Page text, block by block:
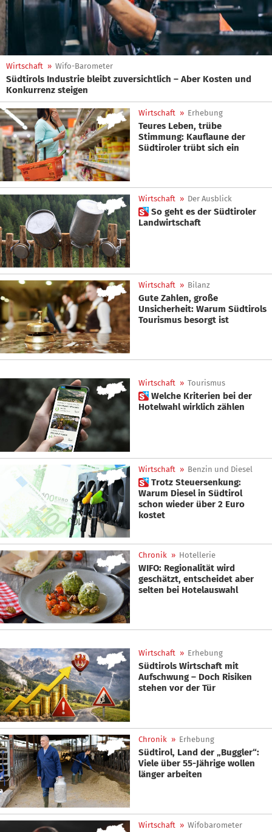
Wirtschaft » Wifo-Barometer
Südtirols Industrie bleibt zuversichtlich – Aber Kosten und
Konkurrenz steigen
Wirtschaft » Erhebung
Teures Leben, trübe
Stimmung: Kauflaune der
Südtiroler trübt sich ein
Wirtschaft » Der Ausblick
 So geht es der Südtiroler
Landwirtschaft
Wirtschaft » Bilanz
Gute Zahlen, große
Unsicherheit: Warum Südtirols
Tourismus besorgt ist
Wirtschaft » Tourismus
 Welche Kriterien bei der
Hotelwahl wirklich zählen
Wirtschaft » Benzin und Diesel
 Trotz Steuersenkung:
Warum Diesel in Südtirol
schon wieder über 2 Euro
kostet
Chronik » Hotellerie
WIFO: Regionalität wird
geschätzt, entscheidet aber
selten bei Hotelauswahl
Wirtschaft » Erhebung
Südtirols Wirtschaft mit
Aufschwung – Doch Risiken
stehen vor der Tür
Chronik » Erhebung
Südtirol, Land der „Buggler“:
Viele über 55-Jährige wollen
länger arbeiten
Wirtschaft » Wifobarometer